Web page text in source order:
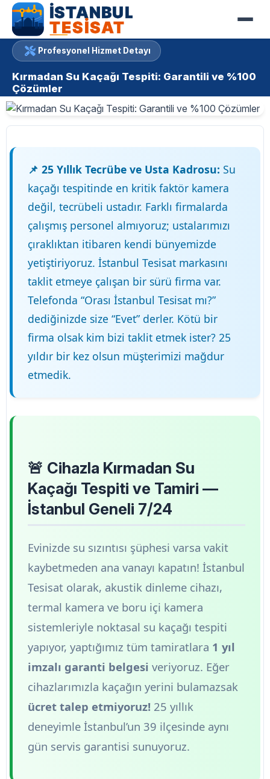
Profesyonel Hizmet Detayı
Kırmadan Su Kaçağı Tespiti: Garantili ve %100
Çözümler
📌 25 Yıllık Tecrübe ve Usta Kadrosu: Su
kaçağı tespitinde en kritik faktör kamera
değil, tecrübeli ustadır. Farklı firmalarda
çalışmış personel almıyoruz; ustalarımızı
çıraklıktan itibaren kendi bünyemizde
yetiştiriyoruz. İstanbul Tesisat markasını
taklit etmeye çalışan bir sürü firma var.
Telefonda “Orası İstanbul Tesisat mı?”
dediğinizde size “Evet” derler. Kötü bir
firma olsak kim bizi taklit etmek ister? 25
yıldır bir kez olsun müşterimizi mağdur
etmedik.
🚨 Cihazla Kırmadan Su
Kaçağı Tespiti ve Tamiri —
İstanbul Geneli 7/24
Evinizde su sızıntısı şüphesi varsa vakit
kaybetmeden ana vanayı kapatın! İstanbul
Tesisat olarak, akustik dinleme cihazı,
termal kamera ve boru içi kamera
sistemleriyle noktasal su kaçağı tespiti
yapıyor, yaptığımız tüm tamiratlara 1 yıl
imzalı garanti belgesi veriyoruz. Eğer
cihazlarımızla kaçağın yerini bulamazsak
ücret talep etmiyoruz! 25 yıllık
deneyimle İstanbul’un 39 ilçesinde aynı
gün servis garantisi sunuyoruz.